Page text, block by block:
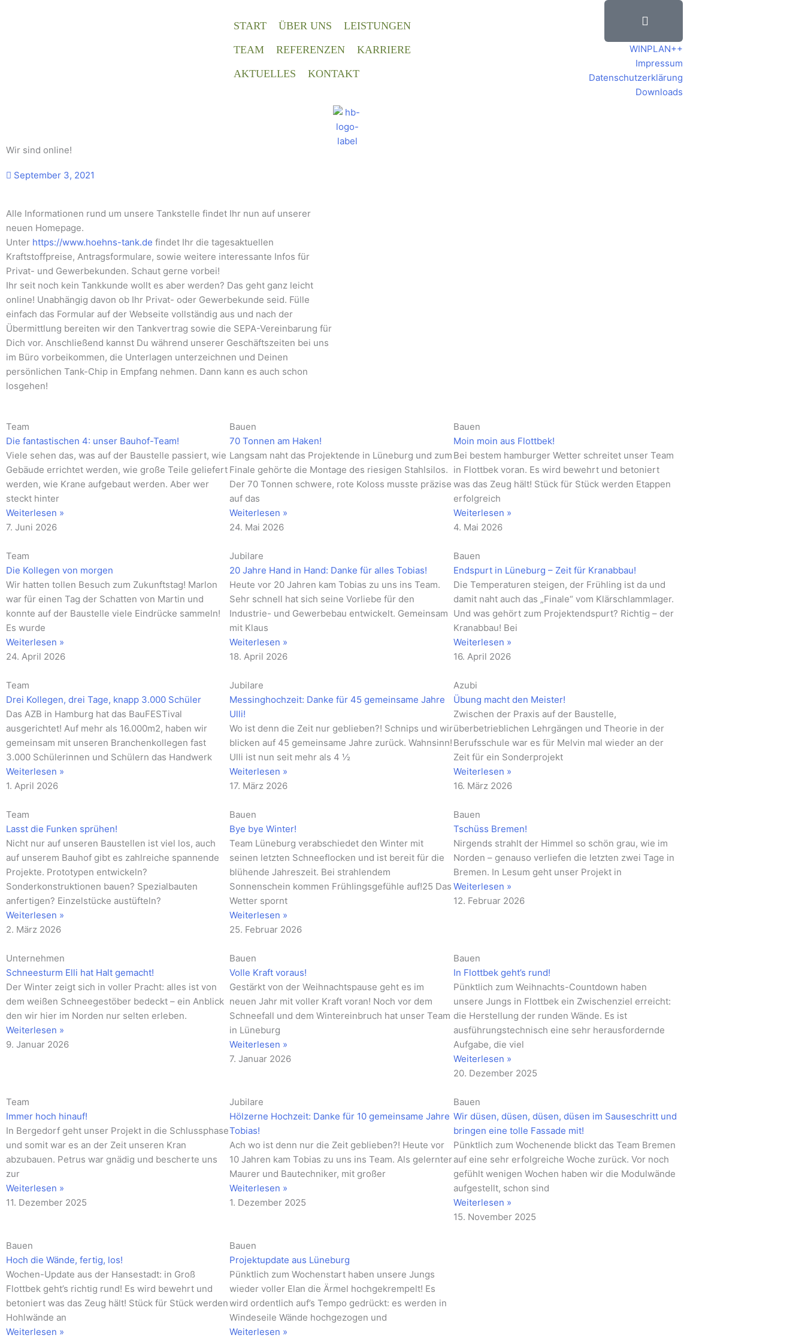
START ÜBER UNS
LEISTUNGEN
TEAM
REFERENZEN
KARRIERE
AKTUELLES
KONTAKT
WINPLAN++
Impressum
Datenschutzerklärung
Downloads
Wir sind online!
September 3, 2021
Alle Informationen rund um unsere Tankstelle findet Ihr nun auf unserer
neuen Homepage.
Unter https://www.hoehns-tank.de findet Ihr die tagesaktuellen
Kraftstoffpreise, Antragsformulare, sowie weitere interessante Infos für
Privat- und Gewerbekunden. Schaut gerne vorbei!
Ihr seit noch kein Tankkunde wollt es aber werden? Das geht ganz leicht
online! Unabhängig davon ob Ihr Privat- oder Gewerbekunde seid. Fülle
einfach das Formular auf der Webseite vollständig aus und nach der
Übermittlung bereiten wir den Tankvertrag sowie die SEPA-Vereinbarung für
Dich vor. Anschließend kannst Du während unserer Geschäftszeiten bei uns
im Büro vorbeikommen, die Unterlagen unterzeichnen und Deinen
persönlichen Tank-Chip in Empfang nehmen. Dann kann es auch schon
losgehen!
Team
Die fantastischen 4: unser Bauhof-Team!
Viele sehen das, was auf der Baustelle passiert, wie
Gebäude errichtet werden, wie große Teile geliefert
werden, wie Krane aufgebaut werden. Aber wer
steckt hinter
Weiterlesen »
7. Juni 2026
Bauen
70 Tonnen am Haken!
Langsam naht das Projektende in Lüneburg und zum
Finale gehörte die Montage des riesigen Stahlsilos.
Der 70 Tonnen schwere, rote Koloss musste präzise
auf das
Weiterlesen »
24. Mai 2026
Bauen
Moin moin aus Flottbek!
Bei bestem hamburger Wetter schreitet unser Team
in Flottbek voran. Es wird bewehrt und betoniert
was das Zeug hält! Stück für Stück werden Etappen
erfolgreich
Weiterlesen »
4. Mai 2026
Team
Die Kollegen von morgen
Wir hatten tollen Besuch zum Zukunftstag! Marlon
war für einen Tag der Schatten von Martin und
konnte auf der Baustelle viele Eindrücke sammeln!
Es wurde
Weiterlesen »
24. April 2026
Jubilare
20 Jahre Hand in Hand: Danke für alles Tobias!
Heute vor 20 Jahren kam Tobias zu uns ins Team.
Sehr schnell hat sich seine Vorliebe für den
Industrie- und Gewerbebau entwickelt. Gemeinsam
mit Klaus
Weiterlesen »
18. April 2026
Bauen
Endspurt in Lüneburg – Zeit für Kranabbau!
Die Temperaturen steigen, der Frühling ist da und
damit naht auch das „Finale“ vom Klärschlammlager.
Und was gehört zum Projektendspurt? Richtig – der
Kranabbau! Bei
Weiterlesen »
16. April 2026
Team
Drei Kollegen, drei Tage, knapp 3.000 Schüler
Das AZB in Hamburg hat das BauFESTival
ausgerichtet! Auf mehr als 16.000m2, haben wir
gemeinsam mit unseren Branchenkollegen fast
3.000 Schülerinnen und Schülern das Handwerk
Weiterlesen »
1. April 2026
Jubilare
Messinghochzeit: Danke für 45 gemeinsame Jahre
Ulli!
Wo ist denn die Zeit nur geblieben?! Schnips und wir
blicken auf 45 gemeinsame Jahre zurück. Wahnsinn!
Ulli ist nun seit mehr als 4 ½
Weiterlesen »
17. März 2026
Azubi
Übung macht den Meister!
Zwischen der Praxis auf der Baustelle,
überbetrieblichen Lehrgängen und Theorie in der
Berufsschule war es für Melvin mal wieder an der
Zeit für ein Sonderprojekt
Weiterlesen »
16. März 2026
Team
Lasst die Funken sprühen!
Nicht nur auf unseren Baustellen ist viel los, auch
auf unserem Bauhof gibt es zahlreiche spannende
Projekte. Prototypen entwickeln?
Sonderkonstruktionen bauen? Spezialbauten
anfertigen? Einzelstücke austüfteln?
Weiterlesen »
2. März 2026
Bauen
Bye bye Winter!
Team Lüneburg verabschiedet den Winter mit
seinen letzten Schneeflocken und ist bereit für die
blühende Jahreszeit. Bei strahlendem
Sonnenschein kommen Frühlingsgefühle auf!25 Das
Wetter spornt
Weiterlesen »
25. Februar 2026
Bauen
Tschüss Bremen!
Nirgends strahlt der Himmel so schön grau, wie im
Norden – genauso verliefen die letzten zwei Tage in
Bremen. In Lesum geht unser Projekt in
Weiterlesen »
12. Februar 2026
Unternehmen
Schneesturm Elli hat Halt gemacht!
Der Winter zeigt sich in voller Pracht: alles ist von
dem weißen Schneegestöber bedeckt – ein Anblick
den wir hier im Norden nur selten erleben.
Weiterlesen »
9. Januar 2026
Bauen
Volle Kraft voraus!
Gestärkt von der Weihnachtspause geht es im
neuen Jahr mit voller Kraft voran! Noch vor dem
Schneefall und dem Wintereinbruch hat unser Team
in Lüneburg
Weiterlesen »
7. Januar 2026
Bauen
In Flottbek geht’s rund!
Pünktlich zum Weihnachts-Countdown haben
unsere Jungs in Flottbek ein Zwischenziel erreicht:
die Herstellung der runden Wände. Es ist
ausführungstechnisch eine sehr herausfordernde
Aufgabe, die viel
Weiterlesen »
20. Dezember 2025
Team
Immer hoch hinauf!
In Bergedorf geht unser Projekt in die Schlussphase
und somit war es an der Zeit unseren Kran
abzubauen. Petrus war gnädig und bescherte uns
zur
Weiterlesen »
11. Dezember 2025
Jubilare
Hölzerne Hochzeit: Danke für 10 gemeinsame Jahre
Tobias!
Ach wo ist denn nur die Zeit geblieben?! Heute vor
10 Jahren kam Tobias zu uns ins Team. Als gelernter
Maurer und Bautechniker, mit großer
Weiterlesen »
1. Dezember 2025
Bauen
Wir düsen, düsen, düsen, düsen im Sauseschritt und
bringen eine tolle Fassade mit!
Pünktlich zum Wochenende blickt das Team Bremen
auf eine sehr erfolgreiche Woche zurück. Vor noch
gefühlt wenigen Wochen haben wir die Modulwände
aufgestellt, schon sind
Weiterlesen »
15. November 2025
Bauen
Hoch die Wände, fertig, los!
Wochen-Update aus der Hansestadt: in Groß
Flottbek geht’s richtig rund! Es wird bewehrt und
betoniert was das Zeug hält! Stück für Stück werden
Hohlwände an
Weiterlesen »
Bauen
Projektupdate aus Lüneburg
Pünktlich zum Wochenstart haben unsere Jungs
wieder voller Elan die Ärmel hochgekrempelt! Es
wird ordentlich auf’s Tempo gedrückt: es werden in
Windeseile Wände hochgezogen und
Weiterlesen »